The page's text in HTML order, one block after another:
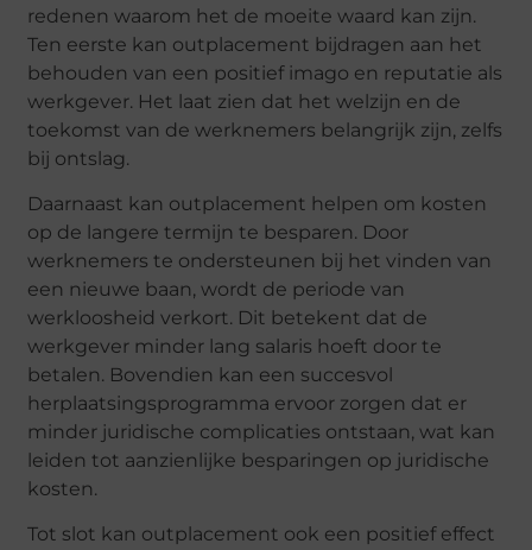
redenen waarom het de moeite waard kan zijn.
Ten eerste kan outplacement bijdragen aan het
behouden van een positief imago en reputatie als
werkgever. Het laat zien dat het welzijn en de
toekomst van de werknemers belangrijk zijn, zelfs
bij ontslag.
Daarnaast kan outplacement helpen om kosten
op de langere termijn te besparen. Door
werknemers te ondersteunen bij het vinden van
een nieuwe baan, wordt de periode van
werkloosheid verkort. Dit betekent dat de
werkgever minder lang salaris hoeft door te
betalen. Bovendien kan een succesvol
herplaatsingsprogramma ervoor zorgen dat er
minder juridische complicaties ontstaan, wat kan
leiden tot aanzienlijke besparingen op juridische
kosten.
Tot slot kan outplacement ook een positief effect